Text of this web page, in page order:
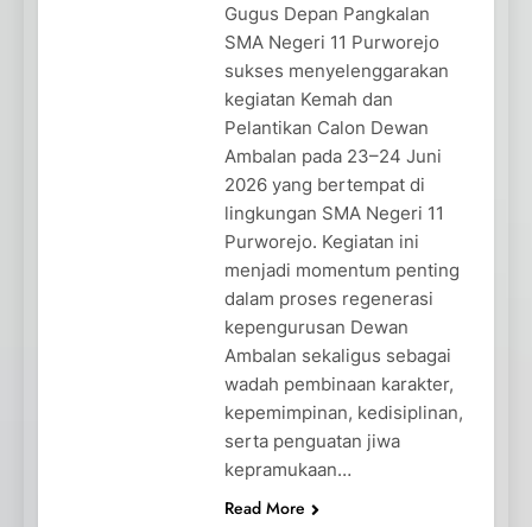
Gugus Depan Pangkalan
SMA Negeri 11 Purworejo
sukses menyelenggarakan
kegiatan Kemah dan
Pelantikan Calon Dewan
Ambalan pada 23–24 Juni
2026 yang bertempat di
lingkungan SMA Negeri 11
Purworejo. Kegiatan ini
menjadi momentum penting
dalam proses regenerasi
kepengurusan Dewan
Ambalan sekaligus sebagai
wadah pembinaan karakter,
kepemimpinan, kedisiplinan,
serta penguatan jiwa
kepramukaan…
Read More